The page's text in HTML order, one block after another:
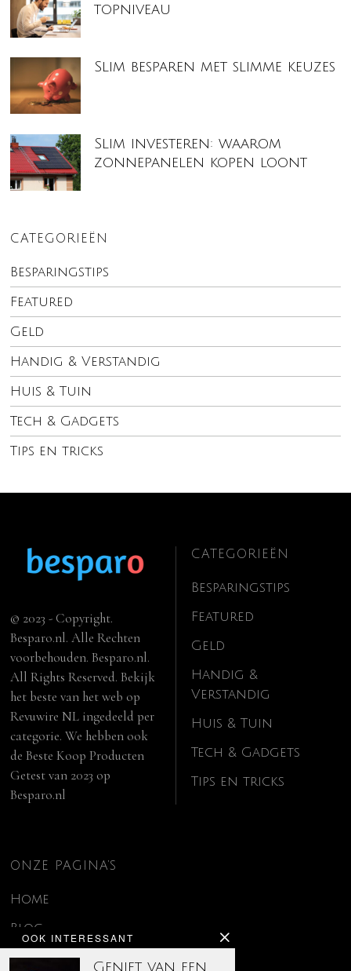
topniveau
Slim besparen met slimme keuzes
Slim investeren: waarom
zonnepanelen kopen loont
CATEGORIEËN
Besparingstips
Featured
Geld
Handig & Verstandig
Huis & Tuin
Tech & Gadgets
Tips en tricks
OOK INTERESSANT
Geniet van een
© 2023 - Copyright.
Besparo.nl. Alle Rechten
voorbehouden. Besparo.nl.
All Rights Reserved. Bekijk
het beste van het web op
Revuwire NL ingedeeld per
categorie. We hebben ook
deBeste Koop Producten
Getest van 2023 op
Besparo.nl
CATEGORIEËN
Besparingstips
Featured
Geld
Handig &
Verstandig
Huis & Tuin
Tech & Gadgets
Tips en tricks
ONZE PAGINA’S
Home
Blog
Contact